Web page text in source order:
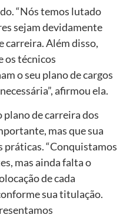
“Nós temos lutado
sejam devidamente
carreira. Além disso,
os técnicos
o seu plano de cargos
afirmou ela.
de carreira dos
mas que sua
práticas. “Conquistamos
mas ainda falta o
de cada
sua titulação.